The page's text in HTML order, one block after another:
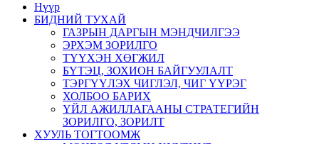
Нүүр
БИДНИЙ ТУХАЙ
ГАЗРЫН ДАРГЫН МЭНДЧИЛГЭЭ
ЭРХЭМ ЗОРИЛГО
ТҮҮХЭН ХӨГЖИЛ
БҮТЭЦ, ЗОХИОН БАЙГУУЛАЛТ
ТЭРГҮҮЛЭХ ЧИГЛЭЛ, ЧИГ ҮҮРЭГ
ХОЛБОО БАРИХ
ҮЙЛ АЖИЛЛАГААНЫ СТРАТЕГИЙН
ЗОРИЛГО, ЗОРИЛТ
ХУУЛЬ ТОГТООМЖ